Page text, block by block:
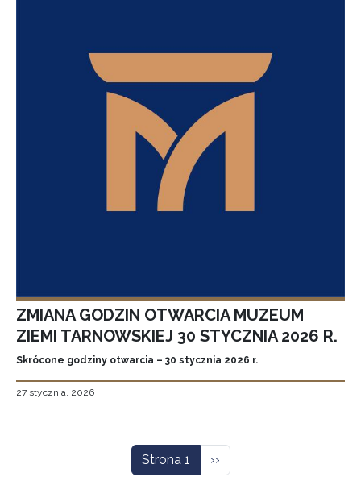
ZMIANA GODZIN OTWARCIA MUZEUM
ZIEMI TARNOWSKIEJ 30 STYCZNIA 2026 R.
Skrócone godziny otwarcia – 30 stycznia 2026 r.
27 stycznia, 2026
Strona 1 Następna strona
››